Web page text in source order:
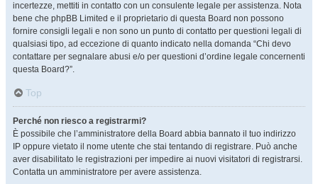
incertezze, mettiti in contatto con un consulente legale per assistenza. Nota
bene che phpBB Limited e il proprietario di questa Board non possono
fornire consigli legali e non sono un punto di contatto per questioni legali di
qualsiasi tipo, ad eccezione di quanto indicato nella domanda “Chi devo
contattare per segnalare abusi e/o per questioni d’ordine legale concernenti
questa Board?”.
Top
Perché non riesco a registrarmi?
È possibile che l’amministratore della Board abbia bannato il tuo indirizzo
IP oppure vietato il nome utente che stai tentando di registrare. Può anche
aver disabilitato le registrazioni per impedire ai nuovi visitatori di registrarsi.
Contatta un amministratore per avere assistenza.